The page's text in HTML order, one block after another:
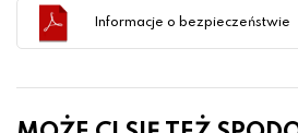
Informacje o bezpieczeństwie